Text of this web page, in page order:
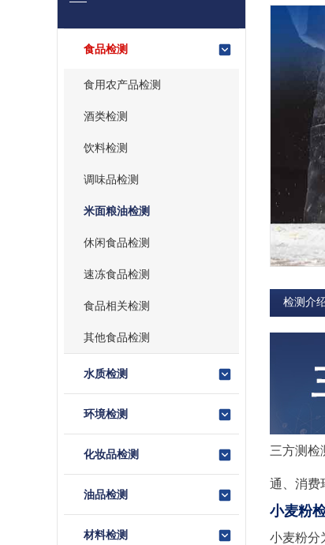
食品检测
食用农产品检测
酒类检测
饮料检测
调味品检测
米面粮油检测
休闲食品检测
速冻食品检测
食品相关检测
其他食品检测
水质检测
环境检测
化妆品检测
油品检测
材料检测
检测介
三方测检
通、消费
小麦粉
小麦粉分